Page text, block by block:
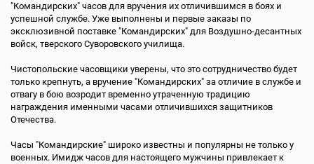
"Командирских" часов для вручения их отличившимся в боях и
успешной службе. Уже выполнены и первые заказы по
эксклюзивной поставке "Командирских" для Воздушно-десантных
войск, тверского Суворовского училища.
Чистопольские часовщики уверены, что это сотрудничество будет
только крепнуть, а вручение "Командирских" за отличие в службе и
отвагу в бою возродит временно утраченную традицию
награждения именными часами отличившихся защитников
Отечества.
Часы "Командирские" широко известны и популярны не только у
военных. Имидж часов для настоящего мужчины привлекает к